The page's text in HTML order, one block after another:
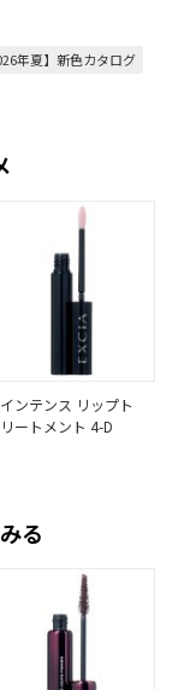
年夏】新色カタログ
インテンス リップト
リートメント 4-D
る